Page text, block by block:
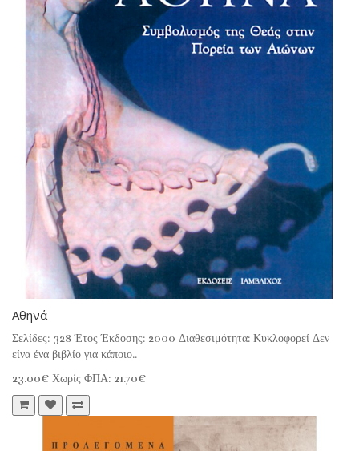
Αθηνά
Σελίδες: 328 Έτος Έκδοσης: 2000 Διαθεσιμότητα: Κυκλοφορεί Δεν
είνα ένα βιβλίο για κάποιο..
23.00€ Χωρίς ΦΠΑ: 21.70€